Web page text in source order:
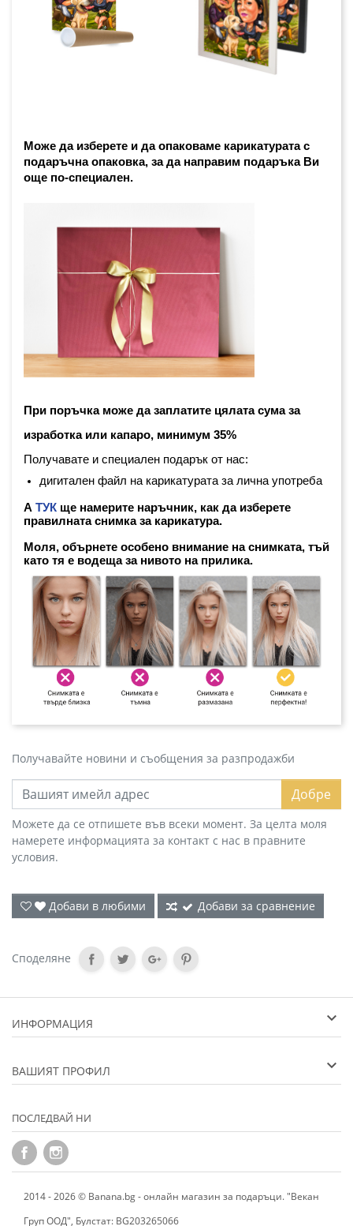
Може да изберете и да опаковаме карикатурата с
подаръчна опаковка, за да направим подаръка Ви
още по-специален.
При поръчка може да заплатите цялата сума за
изработка или капаро, минимум 35%
Получавате и специален подарък от нас:
дигитален файл на карикатурата за лична употреба
А ТУК ще намерите наръчник, как да изберете
правилната снимка за карикатура.
Моля, обърнете особено внимание на снимката, тъй
като тя е водеща за нивото на прилика.
Получавайте новини и съобщения за разпродажби
Добре
Можете да се отпишете във всеки момент. За целта моля
намерете информацията за контакт с нас в правните
условия.
Добави в любими Добави за сравнение
Споделяне
ИНФОРМАЦИЯ
ВАШИЯТ ПРОФИЛ
ПОСЛЕДВАЙ НИ
2014 - 2026 © Banana.bg - онлайн магазин за подаръци. "Векан
Груп ООД", Булстат: BG203265066